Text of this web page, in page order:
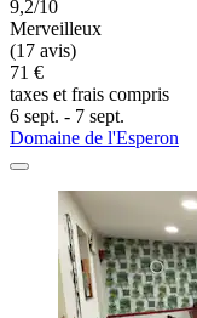
9,2/10
Merveilleux
(17 avis)
71 €
taxes et frais compris
6 sept. - 7 sept.
Domaine de l'Esperon